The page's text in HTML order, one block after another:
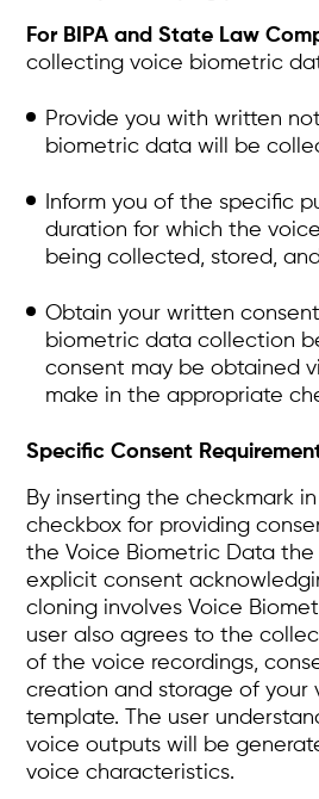
For BIPA and State Law
collecting voice biometric
Provide you with written
biometric data will be
Inform you of the specific
duration for which the
being collected, stored,
Obtain your written
biometric data collection
consent may be obtained
make in the appropriate
Specific Consent
By inserting the checkmark
checkbox for providing
the Voice Biometric Data the
explicit consent
cloning involves Voice
user also agrees to the
of the voice recordings,
creation and storage of your
template. The user
voice outputs will be
voice characteristics.